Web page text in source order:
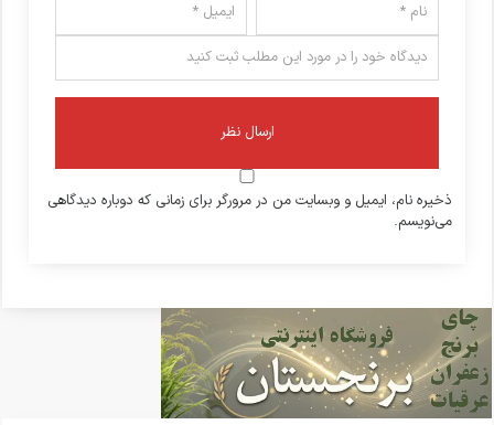
ذخیره نام، ایمیل و وبسایت من در مرورگر برای زمانی که دوباره دیدگاهی
می‌نویسم.